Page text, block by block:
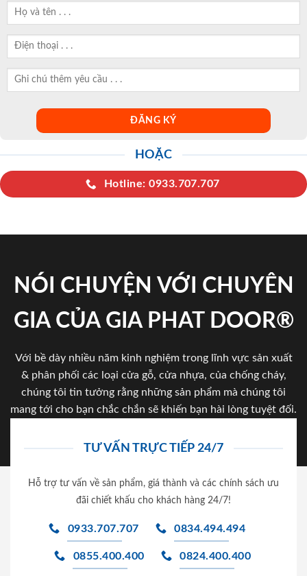
HOẶC
Hotline: 0933.707.707
NÓI CHUYỆN VỚI CHUYÊN
GIA CỦA GIA PHAT DOOR®
Với bề dày nhiều năm kinh nghiệm trong lĩnh vực sản xuất
& phân phối các loại cửa gỗ, cửa nhựa, của chống cháy,
chúng tôi tin tưởng rằng những sản phẩm mà chúng tôi
mang tới cho bạn chắc chắn sẽ khiến bạn hài lòng tuyệt đối.
TƯ VẤN TRỰC TIẾP 24/7
Hỗ trợ tư vấn về sản phẩm, giá thành và các chính sách ưu
đãi chiết khấu cho khách hàng 24/7!
0933.707.707 0834.494.494
0855.400.400 0824.400.400